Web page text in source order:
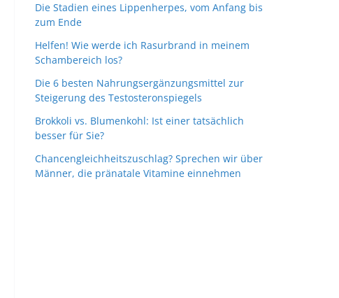
Die Stadien eines Lippenherpes, vom Anfang bis
zum Ende
Helfen! Wie werde ich Rasurbrand in meinem
Schambereich los?
Die 6 besten Nahrungsergänzungsmittel zur
Steigerung des Testosteronspiegels
Brokkoli vs. Blumenkohl: Ist einer tatsächlich
besser für Sie?
Chancengleichheitszuschlag? Sprechen wir über
Männer, die pränatale Vitamine einnehmen